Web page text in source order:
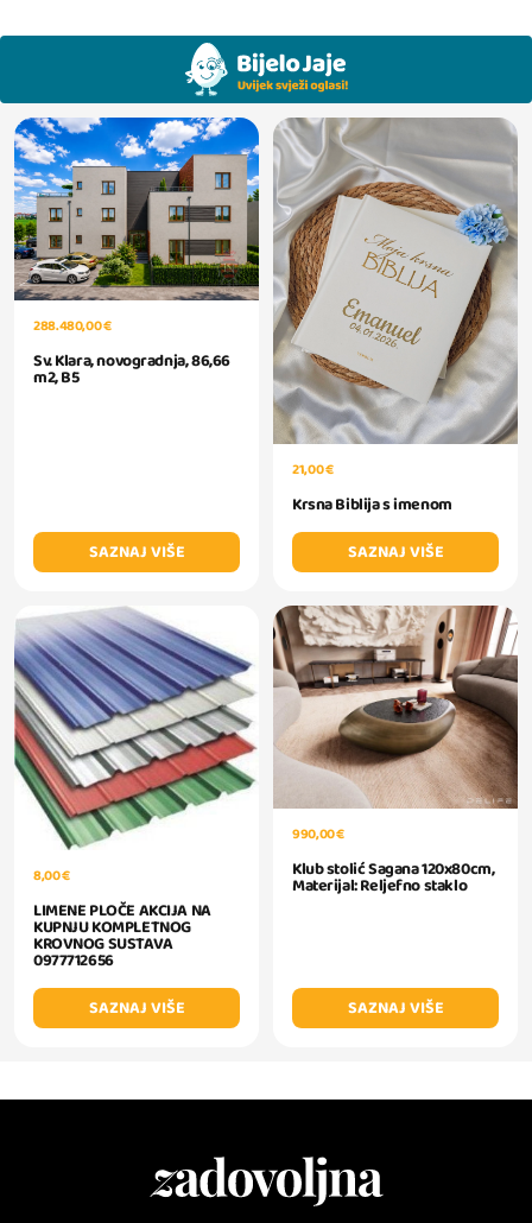
288.480,00 €
Sv. Klara, novogradnja, 86,66
m2, B5
SAZNAJ VIŠE
21,00 €
Krsna Biblija s imenom
SAZNAJ VIŠE
8,00 €
LIMENE PLOČE AKCIJA NA
KUPNJU KOMPLETNOG
KROVNOG SUSTAVA
0977712656
SAZNAJ VIŠE
990,00 €
Klub stolić Sagana 120x80cm,
Materijal: Reljefno staklo
SAZNAJ VIŠE